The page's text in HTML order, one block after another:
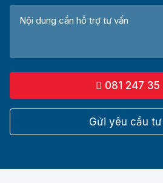
081 247 35
Gửi yêu cầu